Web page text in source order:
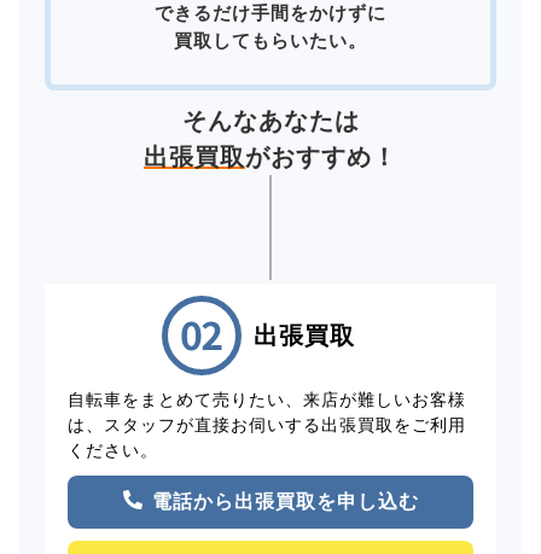
できるだけ手間をかけずに
買取してもらいたい。
そんなあなたは
出張買取がおすすめ！
出張買取
自転車をまとめて売りたい、来店が難しいお客様
は、スタッフが直接お伺いする出張買取をご利用
ください。
電話から出張買取を申し込む